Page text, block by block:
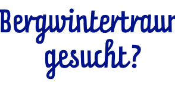
gesucht?